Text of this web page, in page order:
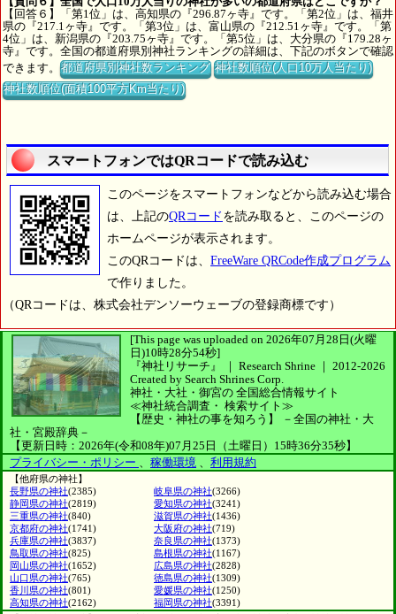
【回答６】「第1位」は、高知県の『296.87ヶ寺』です。「第2位」は、福井
県の『217.1ヶ寺』です。「第3位」は、富山県の『212.51ヶ寺』です。「第
4位」は、新潟県の『203.75ヶ寺』です。「第5位」は、大分県の『179.28ヶ
寺』です。全国の都道府県別神社ランキングの詳細は、下記のボタンで確認
できます。都道府県別神社数ランキング 神社数順位(人口10万人当たり)
神社数順位(面積100平方Km当たり)
スマートフォンではQRコードで読み込む
このページをスマートフォンなどから読み込む場合
は、上記のQRコード を読み取ると、このページの
ホームページが表示されます。
このQRコードは、 FreeWare QRCode作成プログラム
で作りました。
（QRコードは、株式会社デンソーウェーブの登録商標です）
[This page was uploaded on 2026年07月28日(火曜
日)10時28分54秒]
『神社リサーチ』 ｜ Research Shrine ｜ 2012-2026
Created by Search Shrines Corp.
神社・大社・御宮の 全国総合情報サイト
≪神社統合調査・ 検索サイト≫
【歴史・神社の事を知ろう】
－全国の神社・大
社・宮殿辞典－
【更新日時：2026年(令和08年)07月25日（土曜日）15時36分35秒】
プライバシー・ポリシー 、 稼働環境 、 利用規約
【他府県の神社】
長野県の神社(2385) 岐阜県の神社(3266)
静岡県の神社(2819) 愛知県の神社(3241)
三重県の神社(840) 滋賀県の神社(1436)
京都府の神社(1741) 大阪府の神社(719)
兵庫県の神社(3837) 奈良県の神社(1373)
鳥取県の神社(825) 島根県の神社(1167)
岡山県の神社(1652) 広島県の神社(2828)
山口県の神社(765) 徳島県の神社(1309)
香川県の神社(801) 愛媛県の神社(1250)
高知県の神社(2162) 福岡県の神社(3391)